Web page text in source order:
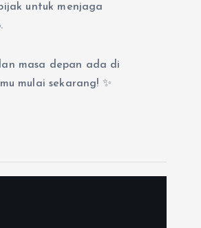
untuk menjaga
masa depan ada di
mulai sekarang! ✨